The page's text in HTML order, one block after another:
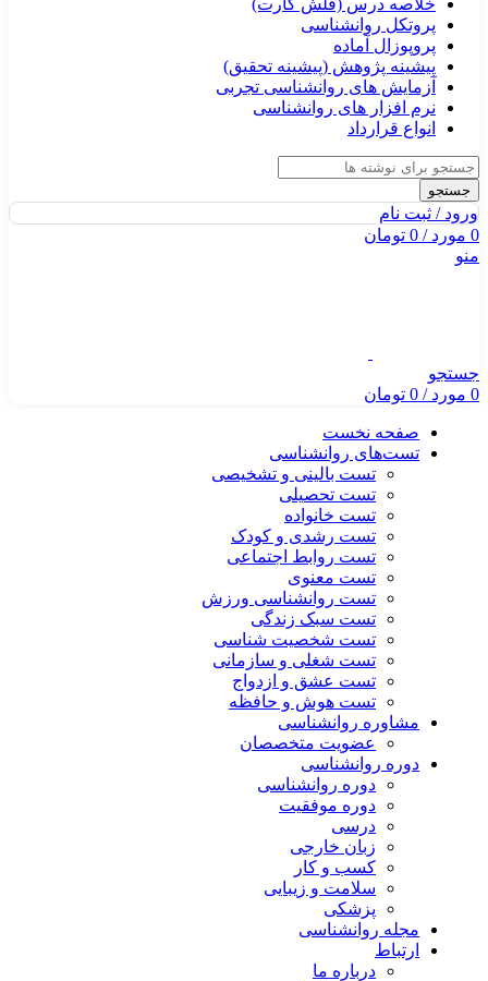
خلاصه درس (فلش کارت)
پروتکل روانشناسی
پروپوزال آماده
پیشینه پژوهش (پیشینه تحقیق)
آزمایش های روانشناسی تجربی
نرم افزار های روانشناسی
انواع قرارداد
جستجو
ورود / ثبت نام
0 مورد/
0 تومان
منو
جستجو
0 مورد/
0 تومان
صفحه نخست
تست‌های روانشناسی
تست بالینی و تشخیصی
تست تحصیلی
تست خانواده
تست رشدی و کودک
تست روابط اجتماعی
تست معنوی
تست روانشناسی ورزش
تست سبک زندگی
تست شخصیت شناسی
تست شغلی و سازمانی
تست عشق و ازدواج
تست هوش و حافظه
مشاوره روانشناسی
عضویت متخصصان
دوره روانشناسی
دوره روانشناسی
دوره موفقیت
درسی
زبان خارجی
کسب و کار
سلامت و زیبایی
پزشکی
مجله روانشناسی
ارتباط
درباره ما